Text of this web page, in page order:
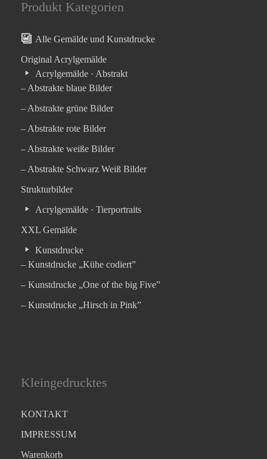
Produkt Kategorien
Alle Gemälde und Kunstdrucke
Original Acrylgemälde
Acrylgemälde · Abstrakt
– Abstrakte blaue Bilder
– Abstrakte grüne Bilder
– Abstrakte rote Bilder
– Abstrakte weiße Bilder
– Abstrakte Schwarz Weiß Bilder
Strukturbilder
Acrylgemälde · Tierportraits
XXL Gemälde
Kunstdrucke
– Kunstdrucke „Kühe codiert”
– Kunstdrucke „One of the big Five”
– Kunstdrucke „Hirsch in Pink”
Kleingedrucktes
KONTAKT
IMPRESSUM
Warenkorb